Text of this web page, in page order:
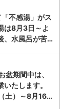
不感湯」がス
8月3日～よ
、水風呂が苦…
盆期間中は、
たします。
土）～8月16…